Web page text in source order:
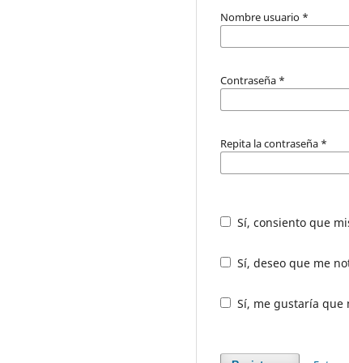
Nombre usuario *
Contraseña *
Repita la contraseña *
Sí, consiento que
Sí, deseo que me
Sí, me gustaría que